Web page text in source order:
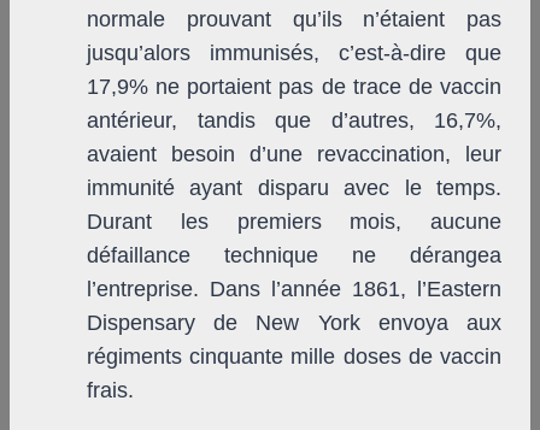
normale prouvant qu’ils n’étaient pas
jusqu’alors immunisés, c’est-à-dire que
17,9% ne portaient pas de trace de vaccin
antérieur, tandis que d’autres, 16,7%,
avaient besoin d’une revaccination, leur
immunité ayant disparu avec le temps.
Durant les premiers mois, aucune
défaillance technique ne dérangea
l’entreprise. Dans l’année 1861, l’Eastern
Dispensary de New York envoya aux
régiments cinquante mille doses de vaccin
frais.